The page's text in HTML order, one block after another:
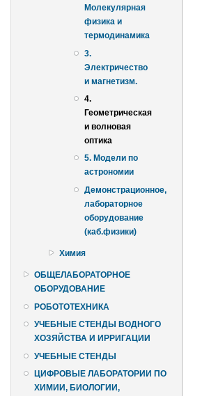
Молекулярная
физика и
термодинамика
3.
Электричество
и магнетизм.
4.
Геометрическая
и волновая
оптика
5. Модели по
астрономии
Демонстрационное,
лабораторное
оборудование
(каб.физики)
Химия
ОБЩЕЛАБОРАТОРНОЕ
ОБОРУДОВАНИЕ
РОБОТОТЕХНИКА
УЧЕБНЫЕ СТЕНДЫ ВОДНОГО
ХОЗЯЙСТВА И ИРРИГАЦИИ
УЧЕБНЫЕ СТЕНДЫ
ЦИФРОВЫЕ ЛАБОРАТОРИИ ПО
ХИМИИ, БИОЛОГИИ,